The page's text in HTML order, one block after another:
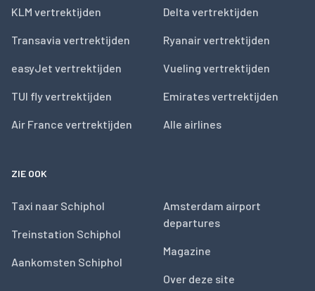
KLM vertrektijden
Transavia vertrektijden
easyJet vertrektijden
TUI fly vertrektijden
Air France vertrektijden
Delta vertrektijden
Ryanair vertrektijden
Vueling vertrektijden
Emirates vertrektijden
Alle airlines
ZIE OOK
Taxi naar Schiphol
Treinstation Schiphol
Aankomsten Schiphol
Amsterdam airport
departures
Magazine
Over deze site